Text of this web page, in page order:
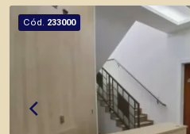
Cód. 233000